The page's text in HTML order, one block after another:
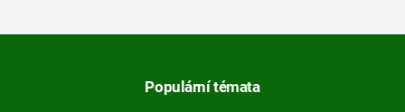
Populární témata